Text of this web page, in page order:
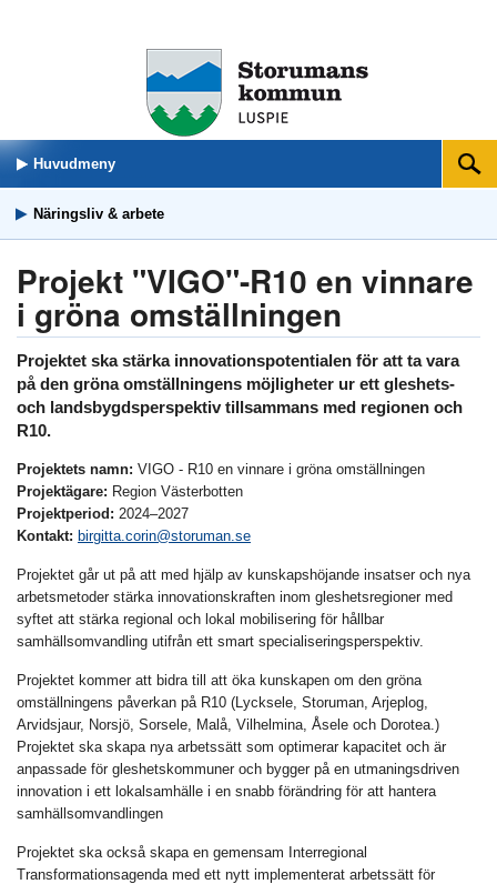
Huvudmeny Sök
Näringsliv & arbete
Projekt "VIGO"-R10 en vinnare
i gröna omställningen
Projektet ska stärka innovationspotentialen för att ta vara
på den gröna omställningens möjligheter ur ett gleshets-
och landsbygdsperspektiv tillsammans med regionen och
R10.
Projektets namn: VIGO - R10 en vinnare i gröna omställningen
Projektägare: Region Västerbotten
Projektperiod: 2024–2027
Kontakt: birgitta.corin@storuman.se
Projektet går ut på att med hjälp av kunskapshöjande insatser och nya
arbetsmetoder stärka innovationskraften inom gleshetsregioner med
syftet att stärka regional och lokal mobilisering för hållbar
samhällsomvandling utifrån ett smart specialiseringsperspektiv.
Projektet kommer att bidra till att öka kunskapen om den gröna
omställningens påverkan på R10 (Lycksele, Storuman, Arjeplog,
Arvidsjaur, Norsjö, Sorsele, Malå, Vilhelmina, Åsele och Dorotea.)
Projektet ska skapa nya arbetssätt som optimerar kapacitet och är
anpassade för gleshetskommuner och bygger på en utmaningsdriven
innovation i ett lokalsamhälle i en snabb förändring för att hantera
samhällsomvandlingen
Projektet ska också skapa en gemensam Interregional
Transformationsagenda med ett nytt implementerat arbetssätt för